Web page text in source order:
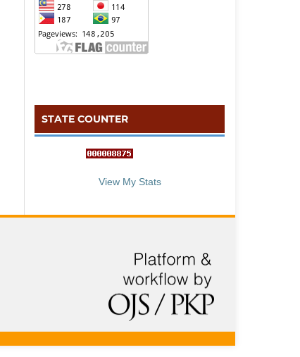
STATE COUNTER
View My Stats